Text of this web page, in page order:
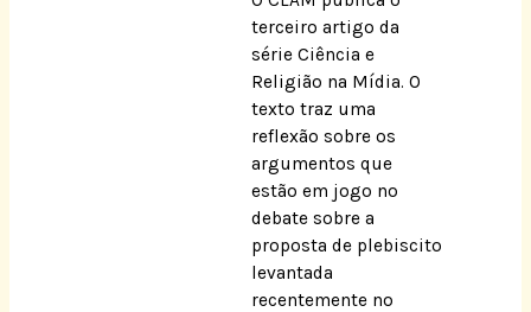
terceiro artigo da
série Ciência e
Religião na Mídia. O
texto traz uma
reflexão sobre os
argumentos que
estão em jogo no
debate sobre a
proposta de plebiscito
levantada
recentemente no